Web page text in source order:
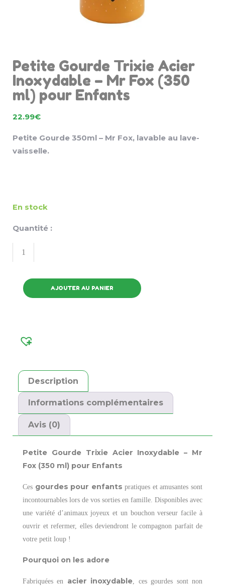
Petite Gourde Trixie Acier
Inoxydable – Mr Fox (350
ml) pour Enfants
22.99€
Petite Gourde 350ml – Mr Fox, lavable au lave-
vaisselle.
En stock
Quantité :
AJOUTER AU PANIER
Description
Informations complémentaires
Avis (0)
Petite Gourde Trixie Acier Inoxydable – Mr
Fox (350 ml) pour Enfants
Ces gourdes pour enfants pratiques et amusantes sont
incontournables lors de vos sorties en famille. Disponibles avec
une variété d’animaux joyeux et un bouchon verseur facile à
ouvrir et refermer, elles deviendront le compagnon parfait de
votre petit loup !
Pourquoi on les adore
Fabriquées en acier inoxydable , ces gourdes sont non